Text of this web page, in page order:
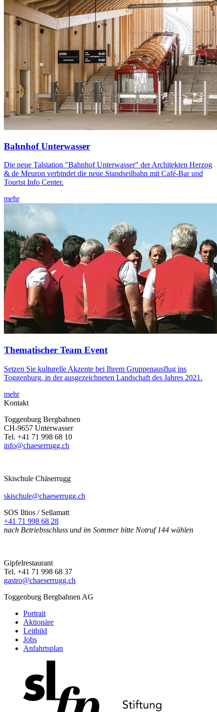
Bahnhof Unterwasser
Die neue Talstation "Bahnhof Unterwasser" der Architekten Herzog
& de Meuron verbindet die neue Standseilbahn mit Café-Bar und
Tourist Info Center.
mehr
Thematischer Team Event
Setzen Sie kulturelle Akzente bei Ihrem Gruppenausflug ins
Toggenburg, in der ausgezeichneten Landschaft des Jahres 2021.
mehr
Kontakt
Toggenburg Bergbahnen
CH-9657 Unterwasser
Tel. +41 71 998 68 10
info@chaeserrugg.ch
Skischule Chäserrugg
skischule@chaeserrugg.ch
SOS Iltios / Sellamatt
+41 71 998 68 28
nach Betriebsschluss und im Sommer bitte Notruf 144 wählen
Gipfelrestaurant
Tel. +41 71 998 68 37
gastro@chaeserrugg.ch
Toggenburg Bergbahnen AG
Portrait
Aktionäre
Leitbild
Jobs
Anfahrtsplan